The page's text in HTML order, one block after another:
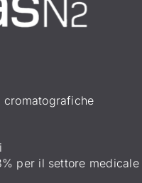
cromatografiche
per il settore medicale